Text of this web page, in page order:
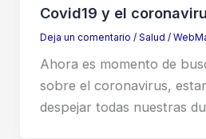
Covid19 y el
Deja un comentario / Salud /
Ahora es momento de
sobre el coronavirus,
despejar todas nuestras